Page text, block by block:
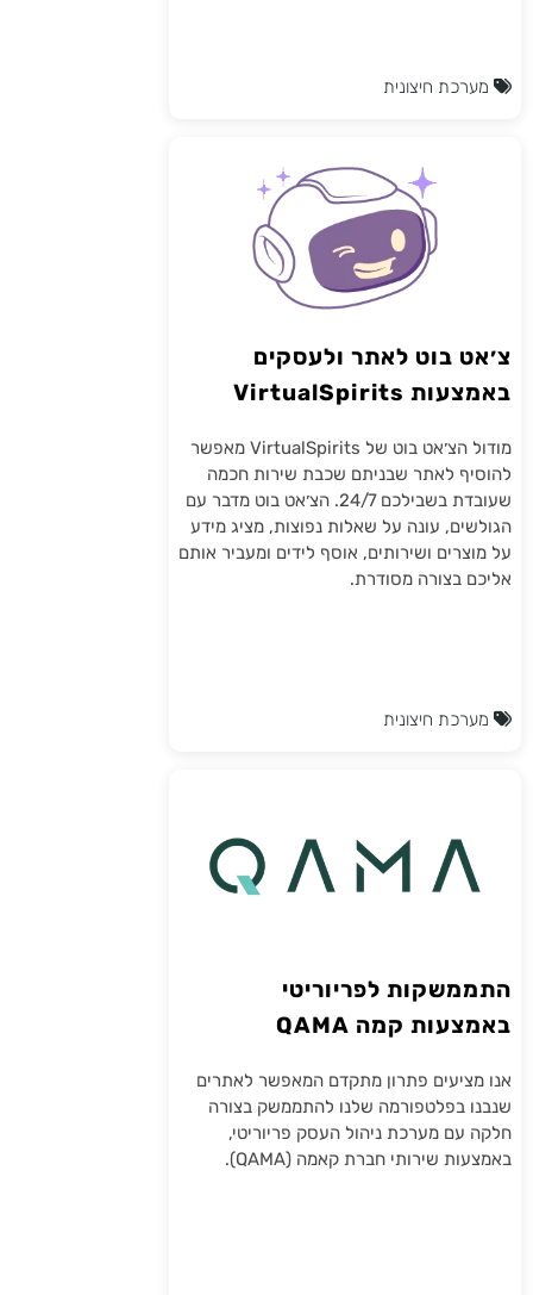
מערכת חיצונית
צ׳אט בוט לאתר ולעסקים
באמצעות VirtualSpirits
מודול הצ׳אט בוט של VirtualSpirits מאפשר
להוסיף לאתר שבניתם שכבת שירות חכמה
שעובדת בשבילכם 24/7. הצ׳אט בוט מדבר עם
הגולשים, עונה על שאלות נפוצות, מציג מידע
על מוצרים ושירותים, אוסף לידים ומעביר אותם
אליכם בצורה מסודרת.
מערכת חיצונית
התממשקות לפריוריטי
באמצעות קמה QAMA
אנו מציעים פתרון מתקדם המאפשר לאתרים
שנבנו בפלטפורמה שלנו להתממשק בצורה
חלקה עם מערכת ניהול העסק פריוריטי,
באמצעות שירותי חברת קאמה (QAMA).